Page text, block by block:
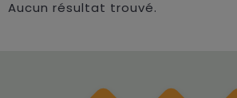
Aucun résultat trouvé.